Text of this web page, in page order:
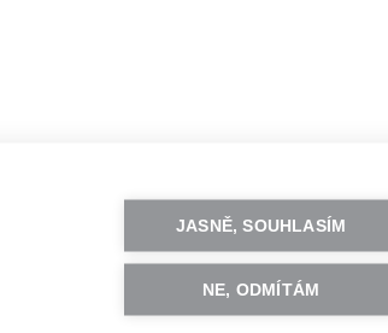
JASNĚ, SOUHLASÍM
NE, ODMÍTÁM